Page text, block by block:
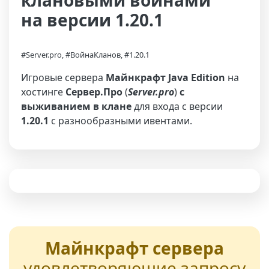
на версии 1.20.1
#Server.pro, #ВойнаКланов, #1.20.1
Игровые сервера Майнкрафт Java Edition на
хостинге Сервер.Про(Server.pro)с
выживанием в кланедля входа с версии
1.20.1 с разнообразными ивентами.
Майнкрафт сервера